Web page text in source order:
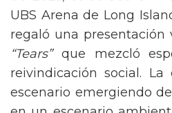
UBS Arena de Long
regaló una
“Tears”que mezcló
reivindicación social.
escenario emergiendo